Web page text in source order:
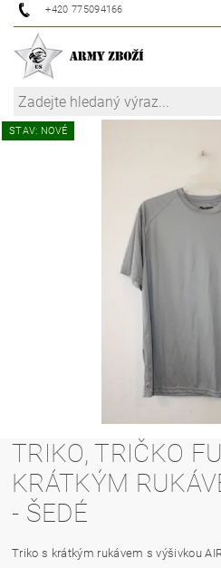
+420 775094166
STAV: NOVÉ
TRIKO, TRIČKO
KRÁTKÝM
- ŠEDÉ
Triko s krátkým rukávem s výšivkou AIR